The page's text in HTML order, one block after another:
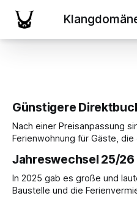
Günstigere
Nach einer Preisanpassung
Ferienwohnung für Gäste,
Ferienwohnung im
Personen. Preis pro
Buchungen per E-Mail an
Jahreswechsel 25/26
In 2025 gab es große und
Baustelle und die Ferienvermietung